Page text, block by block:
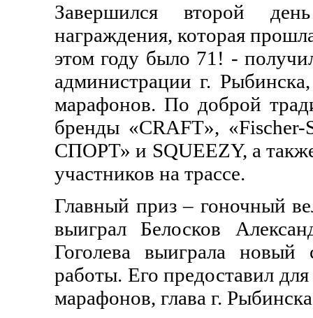
Завершился второй
награждения, которая
этом году было 71! -
администрации г.
марафонов. По доброй
бренды «CRAFT»,
СПОРТ» и SQUEEZY, а
участников на трассе.
Главный приз – гоночный
выиграл Белосков
Гоголева выиграла
работы. Его предоставил
марафонов, глава г.